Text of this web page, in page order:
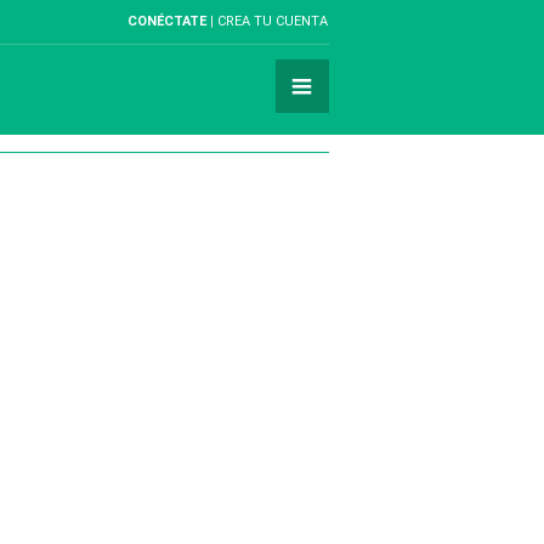
CONÉCTATE CREA TU CUENTA